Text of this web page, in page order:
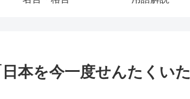
日本を今一度せんたくい